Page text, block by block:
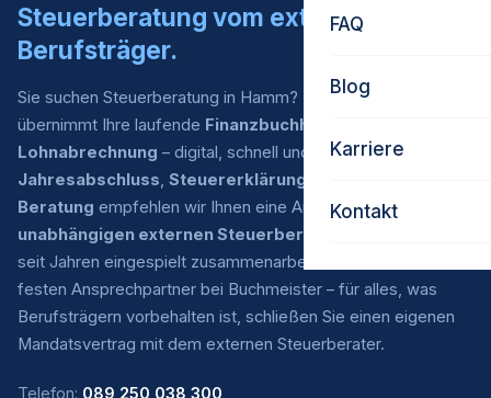
FAQ
Blog
Karriere
Kontakt
Steuerberatung vom externen
Berufsträger.
Sie suchen Steuerberatung in Hamm? Buchmeister
übernimmt Ihre laufende Finanzbuchhaltung
Lohnabrechnung – digital, schnell und zu fairen Preisen. Für
Jahresabschluss, Steuererklärung
Beratung empfehlen wir Ihnen eine Auswahl an
unabhängigen externen Steuerberatern
seit Jahren eingespielt zusammenarbeiten. Sie haben einen
festen Ansprechpartner bei Buchmeister – für alles, was
Berufsträgern vorbehalten ist, schließen Sie einen eigenen
Mandatsvertrag mit dem externen Steuerberater.
Telefon: 089 250 038 300